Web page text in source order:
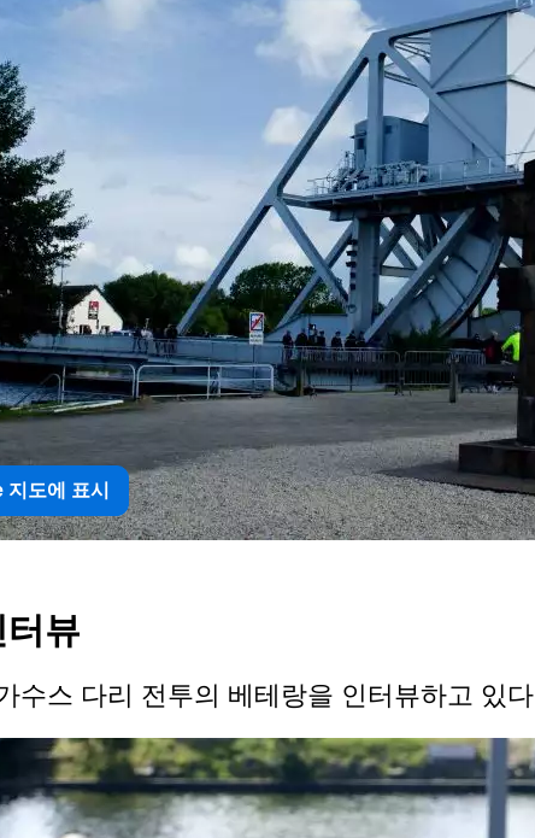
도에 표시
뷰
수스 다리 전투의 베테랑을 인터뷰하고 있다